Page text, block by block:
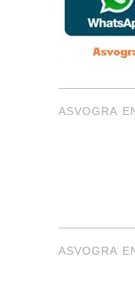
ASVOGRA
ASVOGRA